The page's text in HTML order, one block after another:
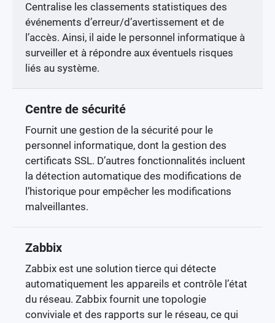
Centralise les classements statistiques des
événements d’erreur/d’avertissement et de
l’accès. Ainsi, il aide le personnel informatique à
surveiller et à répondre aux éventuels risques
liés au système.
Centre de sécurité
Fournit une gestion de la sécurité pour le
personnel informatique, dont la gestion des
certificats SSL. D’autres fonctionnalités incluent
la détection automatique des modifications de
l’historique pour empêcher les modifications
malveillantes.
Zabbix
Zabbix est une solution tierce qui détecte
automatiquement les appareils et contrôle l’état
du réseau. Zabbix fournit une topologie
conviviale et des rapports sur le réseau, ce qui